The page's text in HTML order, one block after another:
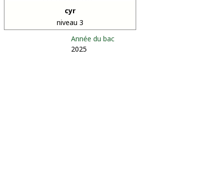
cyr
niveau 3
Année du bac
2025